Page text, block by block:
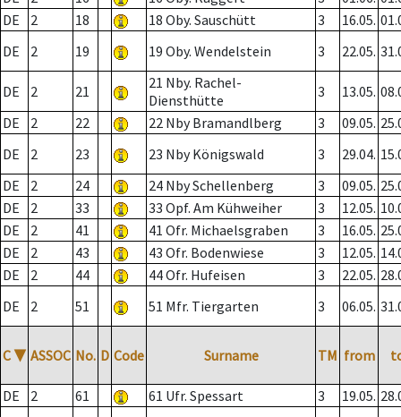
DE
2 18 18 Oby. Sauschütt 3 16.05.
DE
2 19 19 Oby. Wendelstein 3 22.05.
DE 2 21
21 Nby. Rachel-
Diensthütte
3 13.05.
DE
2 22 22 Nby Bramandlberg 3 09.05.
DE
2 23 23 Nby Königswald 3 29.04.
DE
2 24 24 Nby Schellenberg 3 09.05.
DE
2 33 33 Opf. Am Kühweiher 3 12.05.
DE
2 41 41 Ofr. Michaelsgraben 3 16.05.
DE
2 43 43 Ofr. Bodenwiese 3 12.05.
DE
2 44 44 Ofr. Hufeisen 3 22.05.
DE
2 51 51 Mfr. Tiergarten 3 06.05.
C ▼ ASSOC No. D Code Surname TM from
DE 2 61 61 Ufr. Spessart 3 19.05.